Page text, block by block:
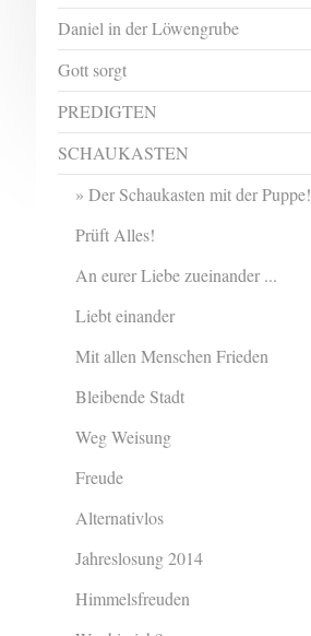
Daniel in der Löwengrube
Gott sorgt
PREDIGTEN
SCHAUKASTEN
Der Schaukasten mit der Puppe!
Prüft Alles!
An eurer Liebe zueinander ...
Liebt einander
Mit allen Menschen Frieden
Bleibende Stadt
Weg Weisung
Freude
Alternativlos
Jahreslosung 2014
Himmelsfreuden